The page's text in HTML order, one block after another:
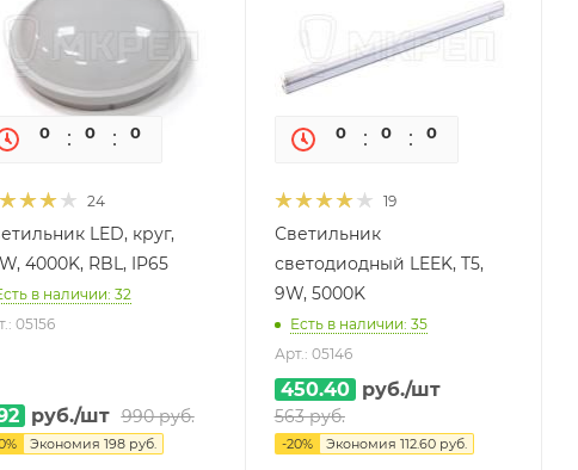
0 0 0
24
LED, круг,
4000K, RBL, IP65
в наличии: 32
05156
руб./шт 990руб.
% Экономия 198руб.
0 0 0
19
Светильник
светодиодный LEEK, T5,
9W, 5000K
Есть в наличии: 35
Арт.: 05146
450.40 руб./шт
563руб.
-20% Экономия 112.60руб.